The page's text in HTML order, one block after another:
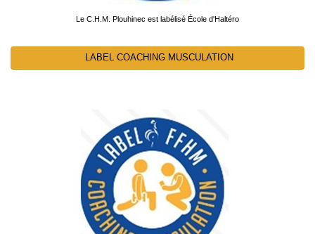
Le C.H.M. Plouhinec est labélisé École d'Haltéro
LABEL COACHING MUSCULATION